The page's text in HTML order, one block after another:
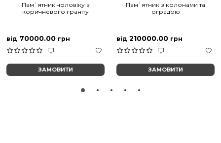
Пам`ятник чоловіку з
коричневого граніту
від 70000.00 грн
ЗАМОВИТИ
Пам`ятник з колонами та
оградою
від 210000.00 грн
ЗАМОВИТИ